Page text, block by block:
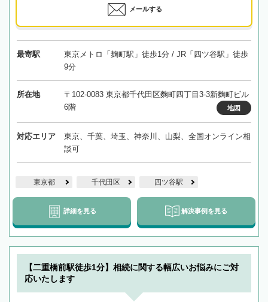
メールする
最寄駅
東京メトロ「麹町駅」徒歩1分 / JR「四ツ谷駅」徒歩
9分
所在地
〒102-0083 東京都千代田区麴町四丁目3-3新麴町ビル
6階
地図
対応エリア
東京、千葉、埼玉、神奈川、山梨、全国オンライン相
談可
東京都 千代田区 四ツ谷駅
詳細を見る 解決事例を見る
【二重橋前駅徒歩1分】相続に関する幅広いお悩みにご対
応いたします